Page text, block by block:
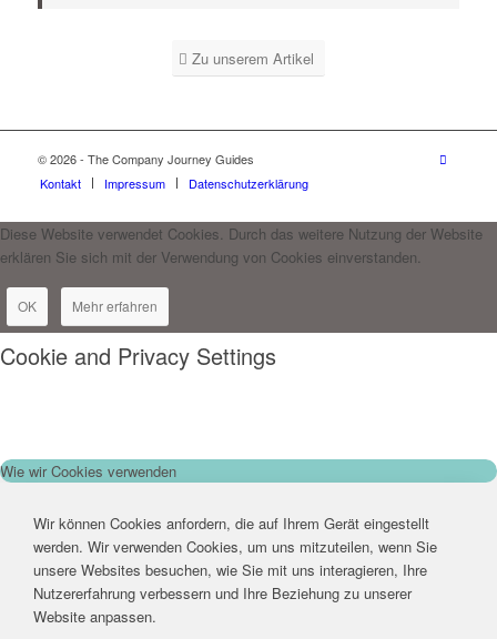
Zu unserem Artikel
© 2026 - The Company Journey Guides
Kontakt
Impressum Datenschutzerklärung
Diese Website verwendet Cookies. Durch das weitere Nutzung der Website
erklären Sie sich mit der Verwendung von Cookies einverstanden.
OK Mehr erfahren
Cookie and Privacy Settings
Wie wir Cookies verwenden
Wir können Cookies anfordern, die auf Ihrem Gerät eingestellt
werden. Wir verwenden Cookies, um uns mitzuteilen, wenn Sie
unsere Websites besuchen, wie Sie mit uns interagieren, Ihre
Nutzererfahrung verbessern und Ihre Beziehung zu unserer
Website anpassen.